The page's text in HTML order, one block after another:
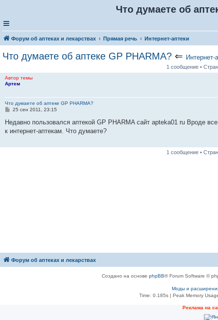
Что думаете об
Форум об аптеках и лекарствах Прямая речь Интернет-аптеки
Что думаете об аптеке GP PHARMA? ⇐ Интернет-
1 сообщение •
Автор темы
Артем
Что думаете об аптеке GP PHARMA?
С
о
б
щ
25 сен 2011, 23:15
Недавно пользовался аптекой GP PHARMA сайт apteka01 ru Вроде
к интернет-аптекам. Что думаете?
1 сообщение •
Форум об аптеках и лекарствах
Создано на основе phpBB® Forum Software ©
Моды и
Time: 0.185s| Peak Memory
Рeклама на